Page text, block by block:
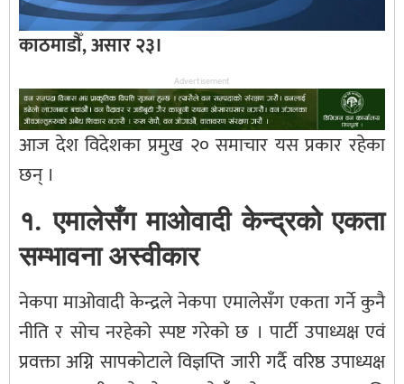
काठमाडौँ, असार २३।
Advertisement
आज देश विदेशका प्रमुख २० समाचार यस प्रकार रहेका
छन् ।
१. एमालेसँग माओवादी केन्द्रको एकता
सम्भावना अस्वीकार
नेकपा माओवादी केन्द्रले नेकपा एमालेसँग एकता गर्ने कुनै
नीति र सोच नरहेको स्पष्ट गरेको छ । पार्टी उपाध्यक्ष एवं
प्रवक्ता अग्नि सापकोटाले विज्ञप्ति जारी गर्दै वरिष्ठ उपाध्यक्ष